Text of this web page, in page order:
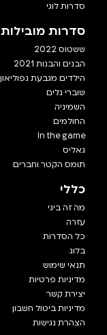
סדרות לוגי
סדרות מובילות
ששטוס 2022
הבנים והבנות 2021
הילדים מגבעת נפוליאון
שוברי גלים
השמיניה
החולמים
In the game
גאליס
תומס הקטר וחברים
כללי
מה זה ביגי
עזרה
כל הסדרות
בלוג
תנאי שימוש
מדיניות פרטיות
יצירת קשר
מדיניות ביטול חשבון
הצהרת נגישות